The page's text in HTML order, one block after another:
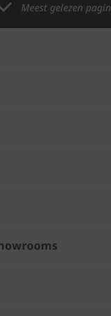
Meest gelezen